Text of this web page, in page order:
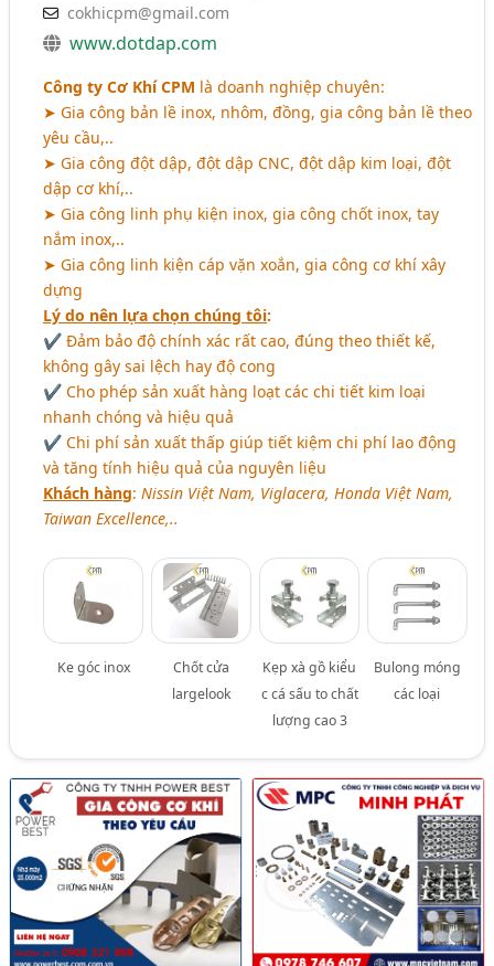
cokhicpm@gmail.com
www.dotdap.com
Công ty Cơ Khí CPM là doanh nghiệp chuyên:
➤ Gia công bản lề inox, nhôm, đồng, gia công bản lề theo
yêu cầu,..
➤ Gia công đột dập, đột dập CNC, đột dập kim loại, đột
dập cơ khí,..
➤ Gia công linh phụ kiện inox, gia công chốt inox, tay
nắm inox,..
➤ Gia công linh kiện cáp vặn xoắn, gia công cơ khí xây
dựng
Lý do nên lựa chọn chúng tôi:
✔ Đảm bảo độ chính xác rất cao, đúng theo thiết kế,
không gây sai lệch hay độ cong
✔ Cho phép sản xuất hàng loạt các chi tiết kim loại
nhanh chóng và hiệu quả
✔ Chi phí sản xuất thấp giúp tiết kiệm chi phí lao động
và tăng tính hiệu quả của nguyên liệu
Khách hàng:Nissin Việt Nam, Viglacera, Honda Việt Nam,
Taiwan Excellence,..
Ke góc inox
Chốt cửa
largelook
Kẹp xà gồ kiểu
c cá sấu to chất
lượng cao 3
Bulong móng
các loại